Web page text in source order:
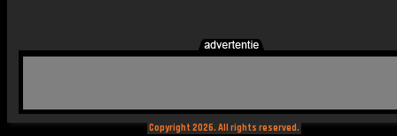
Copyright 2026. All rights reserved.